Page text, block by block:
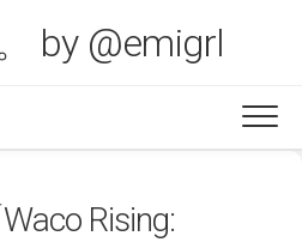
by @emigrl
Rising: